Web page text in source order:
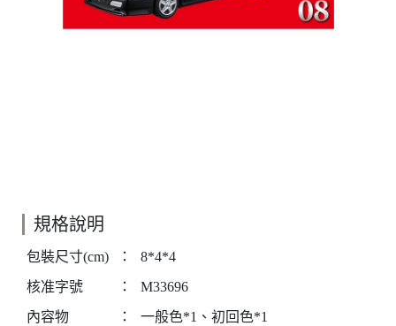
規格說明
包裝尺寸(cm) ：
8*4*4
核准字號
：
M33696
內容物
：
一般色*1、初回色*1